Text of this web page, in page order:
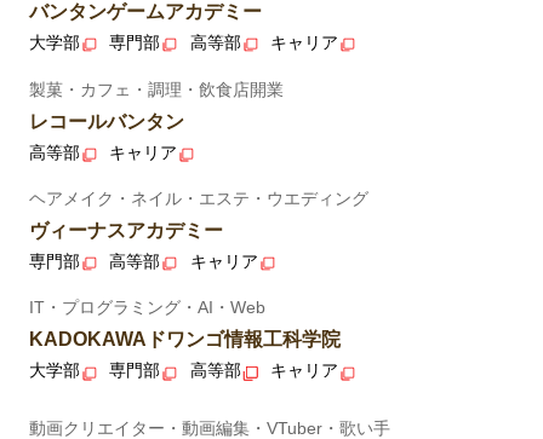
バンタンゲームアカデミー
大学部 専門部 高等部 キャリア
製菓・カフェ・調理・飲食店開業
レコールバンタン
高等部 キャリア
ヘアメイク・ネイル・エステ・ウエディング
ヴィーナスアカデミー
専門部 高等部 キャリア
IT・プログラミング・AI・Web
KADOKAWAドワンゴ情報工科学院
大学部 専門部 高等部 キャリア
動画クリエイター・動画編集・VTuber・歌い手